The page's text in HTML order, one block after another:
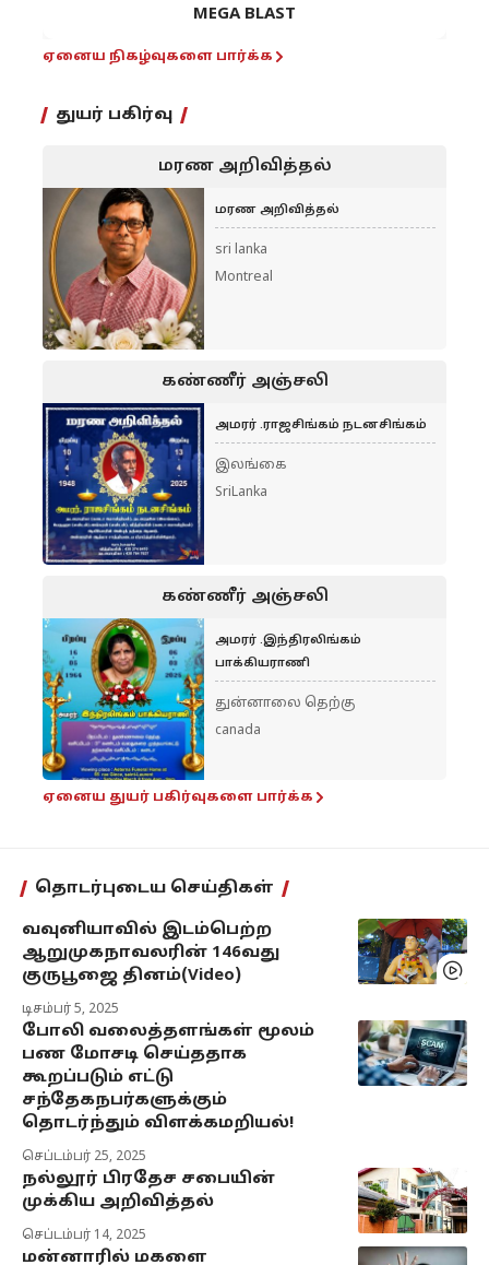
MEGA BLAST
ஏனைய நிகழ்வுகளை பார்க்க
துயர் பகிர்வு
மரண அறிவித்தல்
மரண அறிவித்தல்
sri lanka
Montreal
கண்ணீர் அஞ்சலி
அமரர் .ராஜசிங்கம் நடனசிங்கம்
இலங்கை
SriLanka
கண்ணீர் அஞ்சலி
அமரர் .இந்திரலிங்கம்
பாக்கியராணி
துன்னாலை தெற்கு
canada
ஏனைய துயர் பகிர்வுகளை பார்க்க
தொடர்புடைய செய்திகள்
வவுனியாவில் இடம்பெற்ற
ஆறுமுகநாவலரின் 146வது
குருபூஜை தினம்(Video)
டிசம்பர் 5, 2025
போலி வலைத்தளங்கள் மூலம்
பண மோசடி செய்ததாக
கூறப்படும் எட்டு
சந்தேகநபர்களுக்கும்
தொடர்ந்தும் விளக்கமறியல்!
செப்டம்பர் 25, 2025
நல்லூர் பிரதேச சபையின்
முக்கிய அறிவித்தல்
செப்டம்பர் 14, 2025
மன்னாரில் மகளை